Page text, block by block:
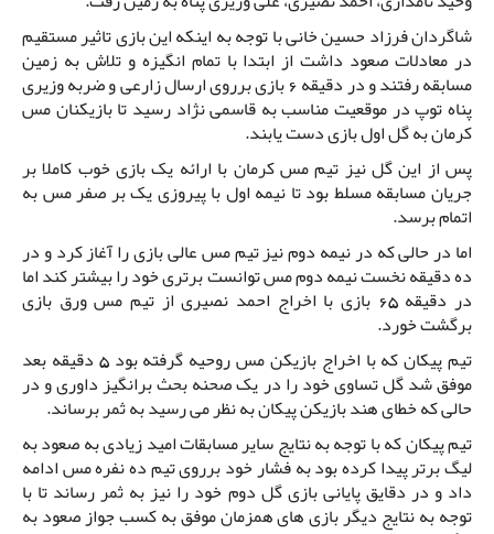
شاگردان فرزاد حسین خانی با توجه به اینکه این بازی تاثیر مستقیم
در معادلات صعود داشت از ابتدا با تمام انگیزه و تلاش به زمین
مسابقه رفتند و در دقیقه 6 بازی برروی ارسال زارعی و ضربه وزیری
پناه توپ در موقعیت مناسب به قاسمی نژاد رسید تا بازیکنان مس
کرمان به گل اول بازی دست یابند.
پس از این گل نیز تیم مس کرمان با ارائه یک بازی خوب کاملا بر
جریان مسابقه مسلط بود تا نیمه اول با پیروزی یک بر صفر مس به
اتمام برسد.
اما در حالی که در نیمه دوم نیز تیم مس عالی بازی را آغاز کرد و در
ده دقیقه نخست نیمه دوم مس توانست برتری خود را بیشتر کند اما
در دقیقه 65 بازی با اخراج احمد نصیری از تیم مس ورق بازی
برگشت خورد.
تیم پیکان که با اخراج بازیکن مس روحیه گرفته بود 5 دقیقه بعد
موفق شد گل تساوی خود را در یک صحنه بحث برانگیز داوری و در
حالی که خطای هند بازیکن پیکان به نظر می رسید به ثمر برساند.
تیم پیکان که با توجه به نتایج سایر مسابقات امید زیادی به صعود به
لیگ برتر پیدا کرده بود به فشار خود برروی تیم ده نفره مس ادامه
داد و در دقایق پایانی بازی گل دوم خود را نیز به ثمر رساند تا با
توجه به نتایج دیگر بازی های همزمان موفق به کسب جواز صعود به